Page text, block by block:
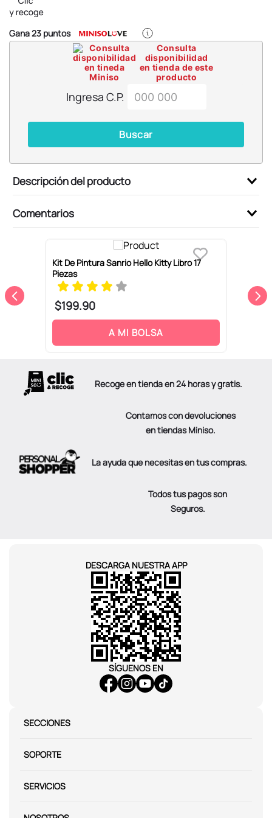
Gana23 puntos
Consulta
disponibilidad
en tienda de este
producto
Ingresa C.P.
Buscar
Descripción del producto
Comentarios
Kit De Pintura Sanrio Hello Kitty Libro 17
Piezas
$199.90
A MI BOLSA
Recoge en tienda en 24 horas y gratis.
Contamos con devoluciones
en tiendas Miniso.
La ayuda que necesitas en tus compras.
Todos tus pagos son
Seguros.
DESCARGA NUESTRA APP
SÍGUENOS EN
SECCIONES
SOPORTE
SERVICIOS